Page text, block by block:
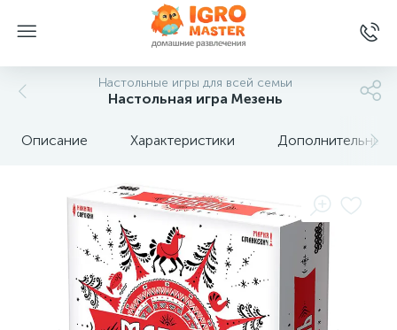
Настольные игры для всей семьи
Настольная игра Мезень
Описание Характеристики Дополнительные